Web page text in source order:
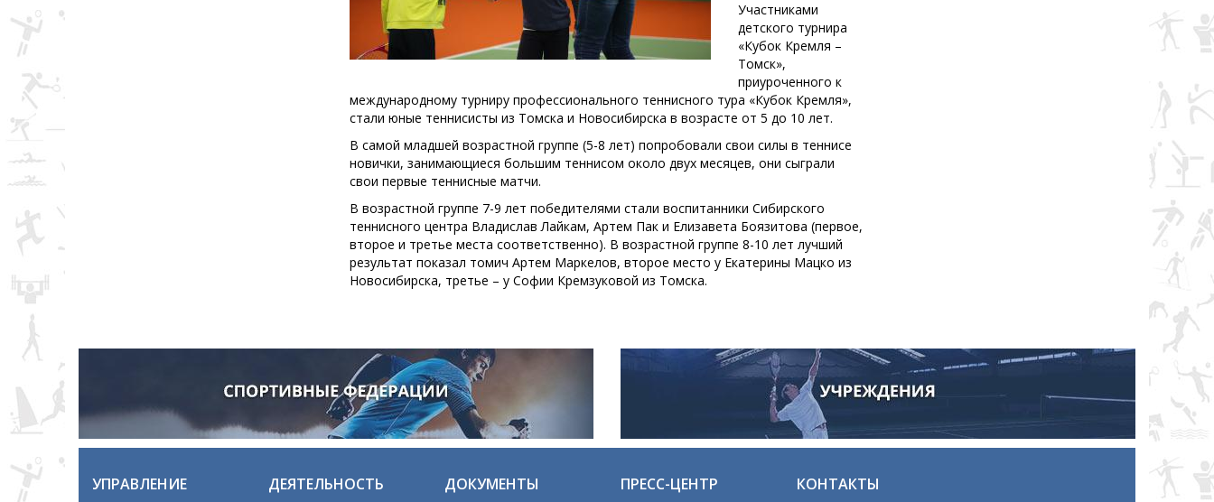
Участниками
детского турнира
«Кубок Кремля –
Томск»,
приуроченного к
международному турниру профессионального теннисного тура «Кубок Кремля»,
стали юные теннисисты из Томска и Новосибирска в возрасте от 5 до 10 лет.
В самой младшей возрастной группе (5-8 лет) попробовали свои силы в теннисе
новички, занимающиеся большим теннисом около двух месяцев, они сыграли
свои первые теннисные матчи.
В возрастной группе 7-9 лет победителями стали воспитанники Сибирского
теннисного центра Владислав Лайкам, Артем Пак и Елизавета Боязитова (первое,
второе и третье места соответственно). В возрастной группе 8-10 лет лучший
результат показал томич Артем Маркелов, второе место у Екатерины Мацко из
Новосибирска, третье – у Софии Кремзуковой из Томска.
УПРАВЛЕНИЕ ДЕЯТЕЛЬНОСТЬ ДОКУМЕНТЫ ПРЕСС-ЦЕНТР КОНТАКТЫ